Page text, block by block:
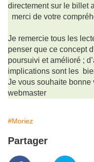
directement sur le billet
merci de votre
Je remercie tous les
penser que ce concept
poursuivi et amélioré ;
implications sont les
Je vous souhaite bonne
webmaster
#Moriez
Partager